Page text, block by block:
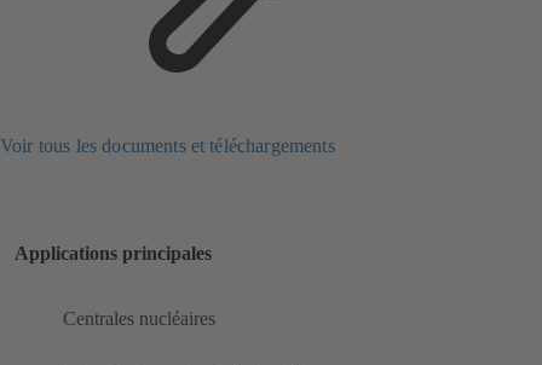
Voir tous les documents et téléchargements
Applications principales
Centrales nucléaires